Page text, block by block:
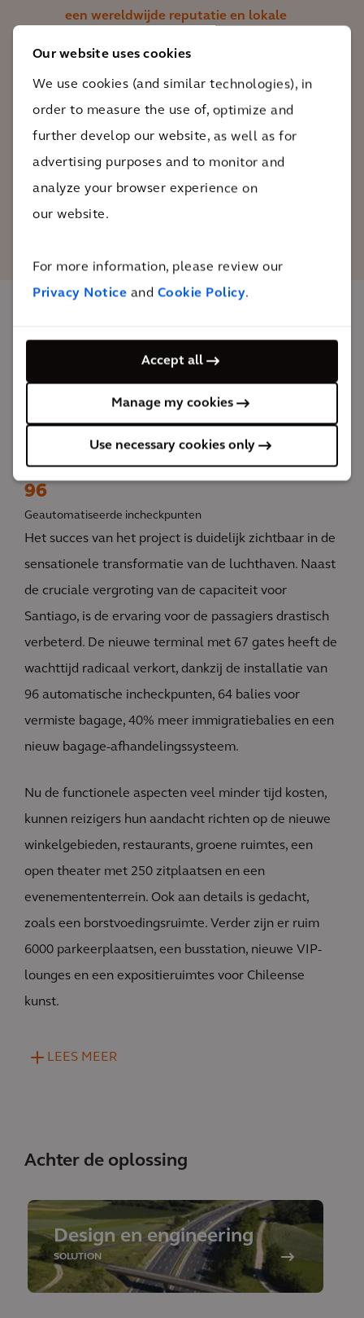
Our website uses cookies
We use cookies (and similar technologies), in
order to measure the use of, optimize and
further develop our website, as well as for
advertising purposes and to monitor and
analyze your browser experience on
our website.
For more information, please review our
Privacy Notice and Cookie Policy.
Accept all
Manage my cookies
Use necessary cookies only
een wereldwijde reputatie en lokale
zowel de context van het project als van
het land en leverde een geweldige
bijdrage.
Jerome Bachelet
Technical Manager, Vinci Construction Grand
De impact
Deze internationale luchthaven van de 21ste eeuw
heeft niet alleen de noodzakelijke
capaciteitsvergroting opgeleverd, maar ook de
ervaring van passagiers ongekend verbeterd.
96
Geautomatiseerde incheckpunten
Het succes van het project is duidelijk zichtbaar in de
sensationele transformatie van de luchthaven. Naast
de cruciale vergroting van de capaciteit voor
Santiago, is de ervaring voor de passagiers drastisch
verbeterd. De nieuwe terminal met 67 gates heeft de
wachttijd radicaal verkort, dankzij de installatie van
96 automatische incheckpunten, 64 balies voor
vermiste bagage, 40% meer immigratiebalies en een
nieuw bagage-afhandelingssysteem.
Nu de functionele aspecten veel minder tijd kosten,
kunnen reizigers hun aandacht richten op de nieuwe
winkelgebieden, restaurants, groene ruimtes, een
open theater met 250 zitplaatsen en een
evenemententerrein. Ook aan details is gedacht,
zoals een borstvoedingsruimte. Verder zijn er ruim
6000 parkeerplaatsen, een busstation, nieuwe VIP-
lounges en een expositieruimtes voor Chileense
kunst.
LEES MEER
Achter de oplossing
Design en engineering
SOLUTION